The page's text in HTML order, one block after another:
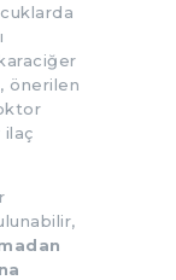
önerilen
ilaç